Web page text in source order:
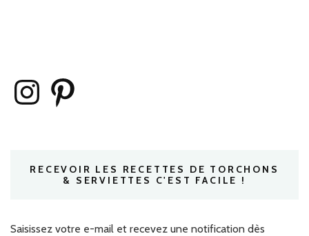
InstagramPinterest
RECEVOIR LES RECETTES DE TORCHONS
& SERVIETTES C'EST FACILE !
Saisissez votre e-mail et recevez une notification dès